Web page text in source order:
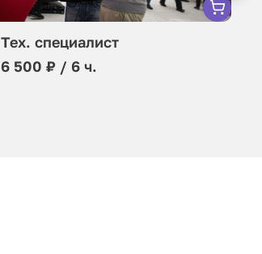
Тех. специалист
6 500 ₽ / 6 ч.